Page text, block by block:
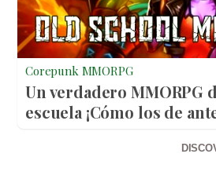
Corepunk MMORPG
Un verdadero MMORPG
escuela ¡Cómo los de